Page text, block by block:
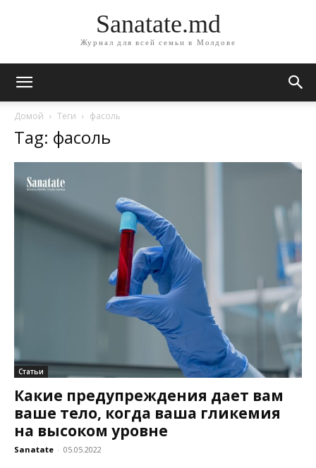
Sanatate.md
Журнал для всей семьи в Молдове
Домой Теги фасоль
Tag: фасоль
Статьи
Какие предупреждения дает вам
ваше тело, когда ваша гликемия
на высоком уровне
Sanatate - 05.05.2022